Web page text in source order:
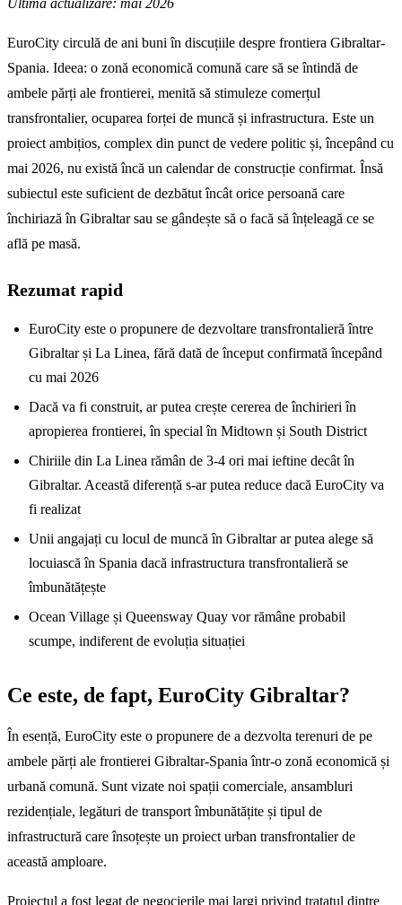
EuroCity circulă de ani buni în discuțiile despre frontiera Gibraltar-
Spania. Ideea: o zonă economică comună care să se întindă de
ambele părți ale frontierei, menită să stimuleze comerțul
transfrontalier, ocuparea forței de muncă și infrastructura. Este un
proiect ambițios, complex din punct de vedere politic și, începând cu
mai 2026, nu există încă un calendar de construcție confirmat. Însă
subiectul este suficient de dezbătut încât orice persoană care
închiriază în Gibraltar sau se gândește să o facă să înțeleagă ce se
află pe masă.
Rezumat rapid
EuroCity este o propunere de dezvoltare transfrontalieră între
Gibraltar și La Linea, fără dată de început confirmată începând
cu mai 2026
Dacă va fi construit, ar putea crește cererea de închirieri în
apropierea frontierei, în special în Midtown și South District
Chiriile din La Linea rămân de 3-4 ori mai ieftine decât în
Gibraltar. Această diferență s-ar putea reduce dacă EuroCity va
fi realizat
Unii angajați cu locul de muncă în Gibraltar ar putea alege să
locuiască în Spania dacă infrastructura transfrontalieră se
îmbunătățește
Ocean Village și Queensway Quay vor rămâne probabil
scumpe, indiferent de evoluția situației
Ce este, de fapt, EuroCity Gibraltar?
În esență, EuroCity este o propunere de a dezvolta terenuri de pe
ambele părți ale frontierei Gibraltar-Spania într-o zonă economică și
urbană comună. Sunt vizate noi spații comerciale, ansambluri
rezidențiale, legături de transport îmbunătățite și tipul de
infrastructură care însoțește un proiect urban transfrontalier de
această amploare.
Proiectul a fost legat de negocierile mai largi privind tratatul dintre